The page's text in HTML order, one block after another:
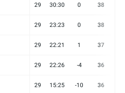
29 30:30 0 38
29 23:23 0 38
29 22:21 1 37
29 22:26 -4 36
29 15:25 -10 36